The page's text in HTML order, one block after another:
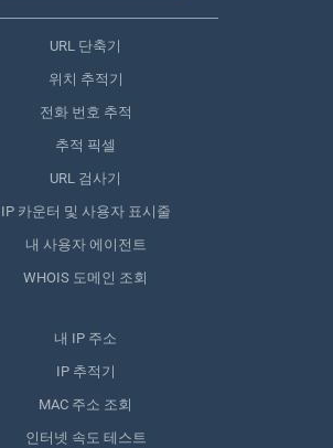
URL 단축기
위치 추적기
전화 번호 추적
추적 픽셀
URL 검사기
IP 카운터 및 사용자 표시줄
내 사용자 에이전트
WHOIS 도메인 조회
내 IP 주소
IP 추적기
MAC 주소 조회
인터넷 속도 테스트